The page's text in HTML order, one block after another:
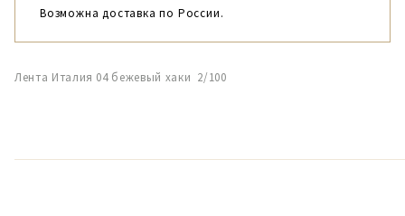
Возможна доставка по России.
Лента Италия 04 бежевый хаки 2/100